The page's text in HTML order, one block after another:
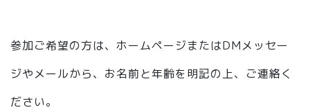
参加ご希望の方は、ホームページまたはDMメッセー
ジやメールから、お名前と年齢を明記の上、ご連絡く
ださい。